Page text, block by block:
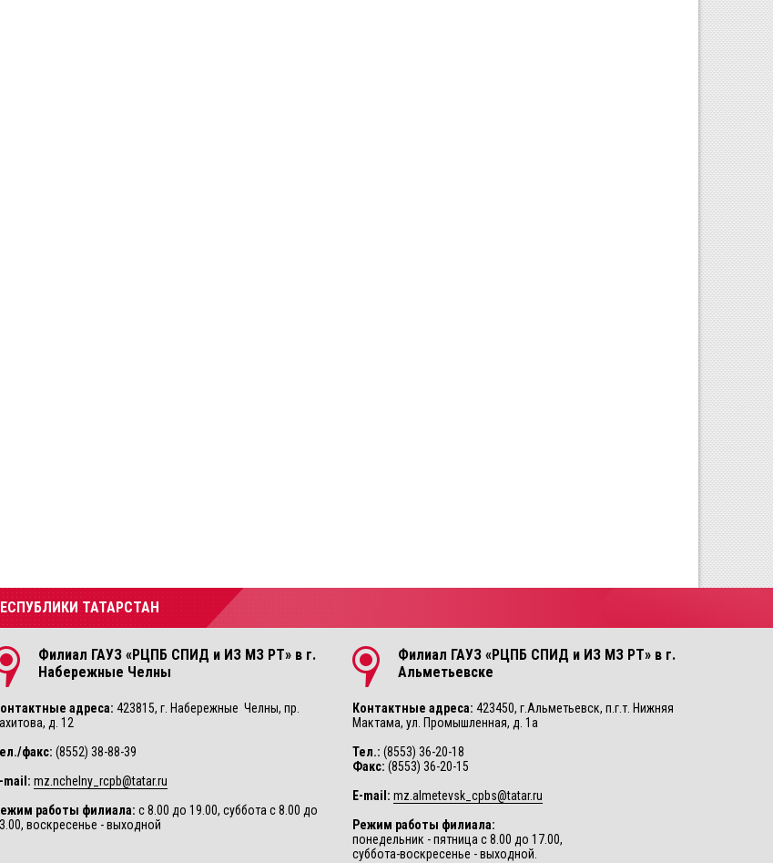
ТАТАРСТАН
Филиал ГАУЗ «РЦПБ СПИД и ИЗ МЗ РТ» в г.
Набережные Челны
адреса: 423815, г. Набережные Челны, пр.
д. 12
факс: (8552) 38-88-39
mail: mz.nchelny_rcpb@tatar.ru
работы филиала: с 8.00 до 19.00, суббота с 8.00 до
воскресенье - выходной
Филиал ГАУЗ «РЦПБ СПИД и ИЗ МЗ РТ» в г.
Альметьевске
Контактные адреса: 423450, г.Альметьевск, п.г.т. Нижняя
Мактама, ул. Промышленная, д. 1а
Тел.: (8553) 36-20-18
Факс: (8553) 36-20-15
E-mail: mz.almetevsk_cpbs@tatar.ru
Режим работы филиала:
понедельник - пятница с 8.00 до 17.00,
суббота-воскресенье - выходной.